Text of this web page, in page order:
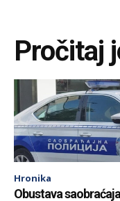
Pročitaj
Hronika
Obustava